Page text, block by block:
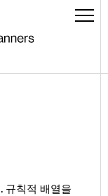
. 규칙적 배열을